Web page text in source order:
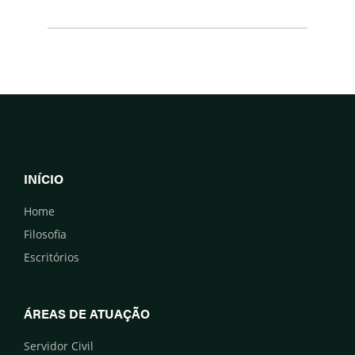
INÍCIO
Home
Filosofia
Escritórios
ÁREAS DE ATUAÇÃO
Servidor Civil